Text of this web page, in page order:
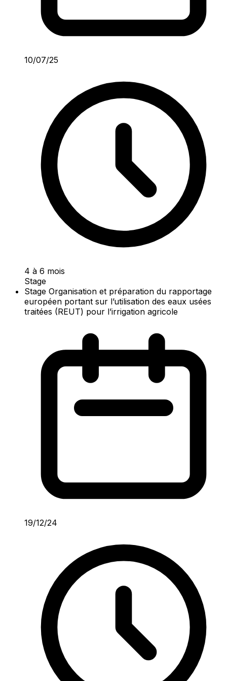
10/07/25
4 à 6 mois
Stage
Stage Organisation et préparation du rapportage
européen portant sur l’utilisation des eaux usées
traitées (REUT) pour l’irrigation agricole
19/12/24